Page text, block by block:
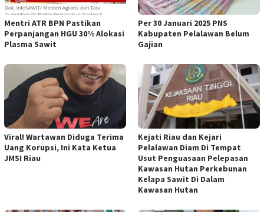
Mentri ATR BPN Pastikan
Perpanjangan HGU 30% Alokasi
Plasma Sawit
Per 30 Januari 2025 PNS
Kabupaten Pelalawan Belum
Gajian
Viral! Wartawan Diduga Terima
Uang Korupsi, Ini Kata Ketua
JMSI Riau
Kejati Riau dan Kejari
Pelalawan Diam Di Tempat
Usut Penguasaan Pelepasan
Kawasan Hutan Perkebunan
Kelapa Sawit Di Dalam
Kawasan Hutan